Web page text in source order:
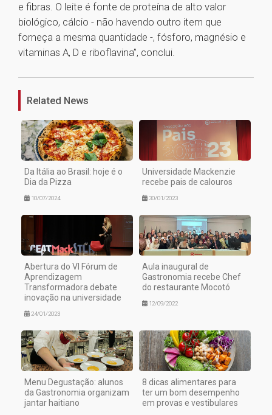
e fibras. O leite é fonte de proteína de alto valor
biológico, cálcio - não havendo outro item que
forneça a mesma quantidade -, fósforo, magnésio e
vitaminas A, D e riboflavina”, conclui.
1
Related News
Da Itália ao Brasil: hoje é o
Dia da Pizza
10/07/2024
Universidade Mackenzie
recebe pais de calouros
30/01/2023
Abertura do VI Fórum de
Aprendizagem
Transformadora debate
inovação na universidade
24/01/2023
Aula inaugural de
Gastronomia recebe Chef
do restaurante Mocotó
12/09/2022
Menu Degustação: alunos
da Gastronomia organizam
jantar haitiano
8 dicas alimentares para
ter um bom desempenho
em provas e vestibulares